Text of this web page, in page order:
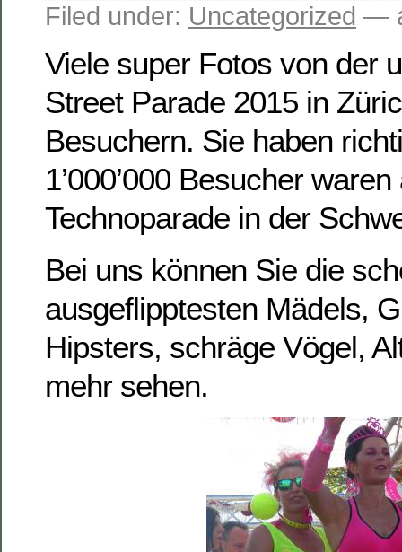
Filed under: Uncategorized —
Viele super Fotos von der
Street Parade 2015 in
Besuchern. Sie haben
1’000’000 Besucher
Technoparade in der
Bei uns können Sie die
ausgeflipptesten Mädels,
Hipsters, schräge Vögel,
mehr sehen.